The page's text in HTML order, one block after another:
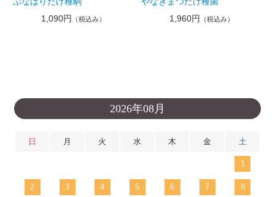
1,090円
（税込み）
1,960円
（税込み）
2026年08月
日 月 火 水 木 金 土
1
2 3 4 5 6 7 8